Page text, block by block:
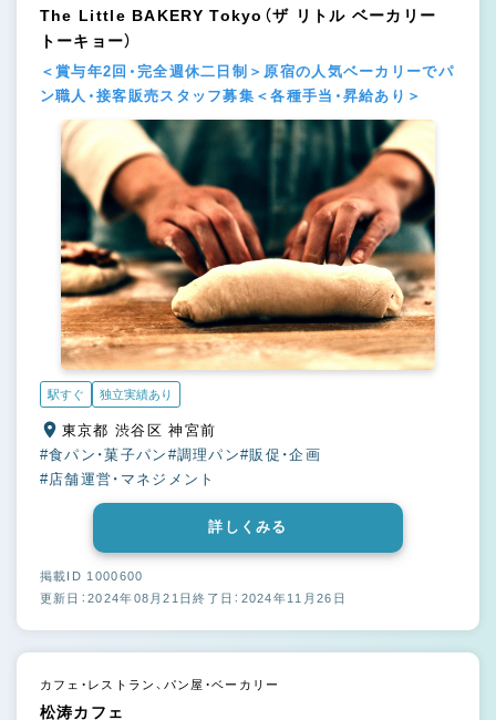
The Little BAKERY Tokyo（ザ リトル ベーカリー
トーキョー）
＜賞与年2回・完全週休二日制＞原宿の人気ベーカリーでパ
ン職人・接客販売スタッフ募集＜各種手当・昇給あり＞
駅すぐ 独立実績あり
東京都 渋谷区 神宮前
#食パン・菓子パン #調理パン#販促・企画
#店舗運営・マネジメント
詳しくみる
掲載ID 1000600
更新日：2024年08月21日終了日：2024年11月26日
カフェ・レストラン、パン屋・ベーカリー
松涛カフェ